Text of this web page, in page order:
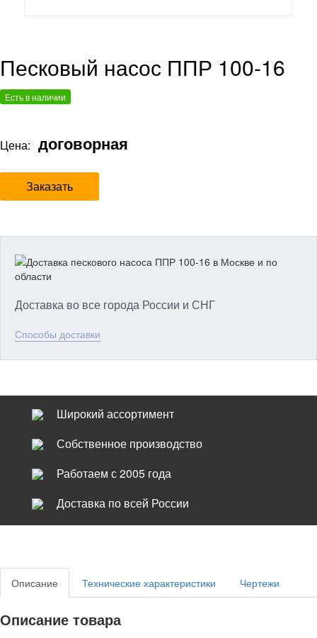
Песковый насос ППР 100-16
Есть в наличии
Цена: договорная
Заказать
Доставка во все города России и СНГ
Способы доставки
Широкий ассортимент
Собственное производство
Работаем с 2005 года
Доставка по всей России
Описание Технические характеристики Чертежи
Описание товара